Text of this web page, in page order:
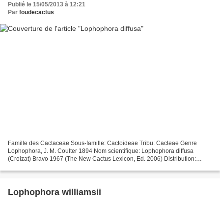
Publié le 15/05/2013 à 12:21
Par foudecactus
Famille des Cactaceae Sous-famille: Cactoideae Tribu: Cacteae Genre
Lophophora, J. M. Coulter 1894 Nom scientifique: Lophophora diffusa
(Croizat) Bravo 1967 (The New Cactus Lexicon, Ed. 2006) Distribution:
Lophophora williamsii